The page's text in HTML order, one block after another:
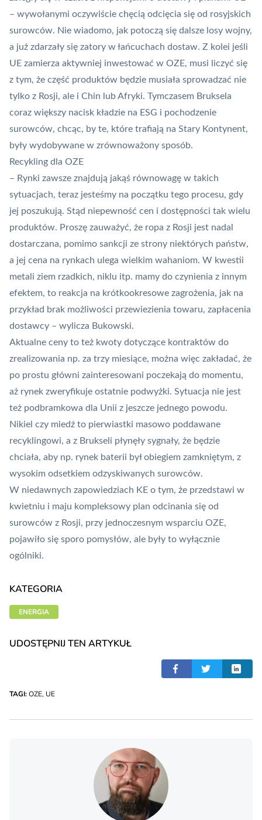
– wywołanymi oczywiście chęcią odcięcia się od rosyjskich
surowców. Nie wiadomo, jak potoczą się dalsze losy wojny,
a już zdarzały się zatory w łańcuchach dostaw. Z kolei jeśli
UE zamierza aktywniej inwestować w OZE, musi liczyć się
z tym, że część produktów będzie musiała sprowadzać nie
tylko z Rosji, ale i Chin lub Afryki. Tymczasem Bruksela
coraz większy nacisk kładzie na ESG i pochodzenie
surowców, chcąc, by te, które trafiają na Stary Kontynent,
były wydobywane w zrównoważony sposób.
Recykling dla OZE
– Rynki zawsze znajdują jakąś równowagę w takich
sytuacjach, teraz jesteśmy na początku tego procesu, gdy
jej poszukują. Stąd niepewność cen i dostępności tak wielu
produktów. Proszę zauważyć, że ropa z Rosji jest nadal
dostarczana, pomimo sankcji ze strony niektórych państw,
a jej cena na rynkach ulega wielkim wahaniom. W kwestii
metali ziem rzadkich, niklu itp. mamy do czynienia z innym
efektem, to reakcja na krótkookresowe zagrożenia, jak na
przykład brak możliwości przewiezienia towaru, zapłacenia
dostawcy – wylicza Bukowski.
Aktualne ceny to też kwoty dotyczące kontraktów do
zrealizowania np. za trzy miesiące, można więc zakładać, że
po prostu główni zainteresowani poczekają do momentu,
aż rynek zweryfikuje ostatnie podwyżki. Sytuacja nie jest
też podbramkowa dla Unii z jeszcze jednego powodu.
Nikiel czy miedź to pierwiastki masowo poddawane
recyklingowi, a z Brukseli płynęły sygnały, że będzie
chciała, aby np. rynek baterii był obiegiem zamkniętym, z
wysokim odsetkiem odzyskiwanych surowców.
W niedawnych zapowiedziach KE o tym, że przedstawi w
kwietniu i maju kompleksowy plan odcinania się od
surowców z Rosji, przy jednoczesnym wsparciu OZE,
pojawiło się sporo pomysłów, ale były to wyłącznie
ogólniki.
KATEGORIA
ENERGIA
UDOSTĘPNIJ TEN ARTYKUŁ
TAGI:OZE, UE